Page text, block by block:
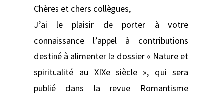
Chères et chers collègues,
J’ai le plaisir de porter à votre
connaissance l’appel à contributions
destiné à alimenter le dossier « Nature et
spiritualité au XIXe siècle », qui sera
publié dans la revue Romantisme